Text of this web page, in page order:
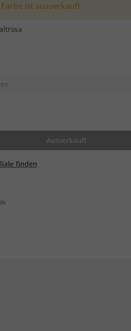
Farbe ist ausverkauft
Ausverkauft
finden